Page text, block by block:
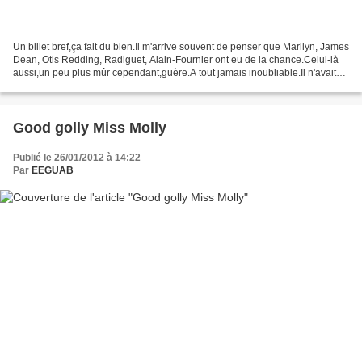
Un billet bref,ça fait du bien.Il m'arrive souvent de penser que Marilyn, James
Dean, Otis Redding, Radiguet, Alain-Fournier ont eu de la chance.Celui-là
aussi,un peu plus mûr cependant,guère.A tout jamais inoubliable.Il n'avait
Good golly Miss Molly
Publié le 26/01/2012 à 14:22
Par EEGUAB